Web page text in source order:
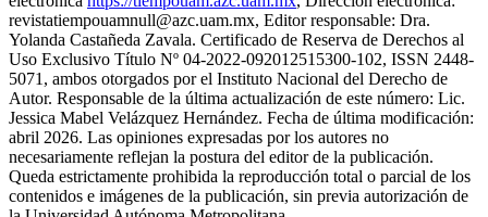
revistatiempouamnull@azc.uam.mx, Editor responsable: Dra.
Yolanda Castañeda Zavala. Certificado de Reserva de Derechos al
Uso Exclusivo Título Nº 04-2022-092012515300-102, ISSN 2448-
5071, ambos otorgados por el Instituto Nacional del Derecho de
Autor. Responsable de la última actualización de este número: Lic.
Jessica Mabel Velázquez Hernández. Fecha de última modificación:
abril 2026. Las opiniones expresadas por los autores no
necesariamente reflejan la postura del editor de la publicación.
Queda estrictamente prohibida la reproducción total o parcial de los
contenidos e imágenes de la publicación, sin previa autorización de